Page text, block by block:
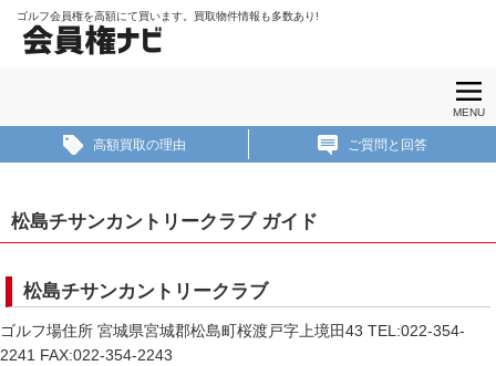
至急買ゴルフ会員権一
ゴルフ会員権を高額にて買います。買取物件情報も多数あり!
MENU
高額買取の理由 ご質問と回答
松島チサンカントリークラブ ガイド
松島チサンカントリークラブ
ゴルフ場住所 宮城県宮城郡松島町桜渡戸字上境田43 TEL:022-354-
2241 FAX:022-354-2243